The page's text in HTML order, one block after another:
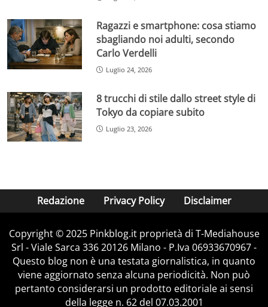
Ragazzi e smartphone: cosa stiamo
sbagliando noi adulti, secondo
Carlo Verdelli
Luglio 24, 2026
8 trucchi di stile dallo street style di
Tokyo da copiare subito
Luglio 23, 2026
Redazione Privacy Policy Disclaimer
Copyright © 2025 Pinkblog.it proprietà di T-Mediahouse
Srl - Viale Sarca 336 20126 Milano - P.Iva 06933670967 -
Questo blog non è una testata giornalistica, in quanto
viene aggiornato senza alcuna periodicità. Non può
pertanto considerarsi un prodotto editoriale ai sensi
della legge n. 62 del 07.03.2001